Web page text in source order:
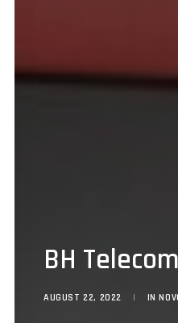
BH
AUGUST 22, 2022 | IN